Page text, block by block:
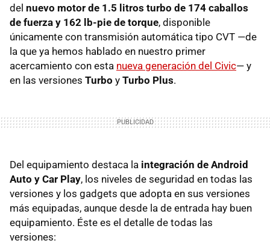
del nuevo motor de 1.5 litros turbo de 174 caballos
de fuerza y 162 lb-pie de torque, disponible
únicamente con transmisión automática tipo CVT —de
la que ya hemos hablado en nuestro primer
acercamiento con esta nueva generación del Civic— y
en las versiones Turbo y Turbo Plus.
Del equipamiento destaca la integración de Android
Auto y Car Play, los niveles de seguridad en todas las
versiones y los gadgets que adopta en sus versiones
más equipadas, aunque desde la de entrada hay buen
equipamiento. Éste es el detalle de todas las
versiones: